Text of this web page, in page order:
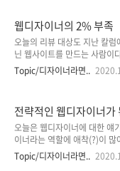
는 사람들에게 내가..
모가 작고 영세한 업체들의 어
을 것 같다. 그러나 웹 에이전
로 바라보는 한 사람으로서 업
까운 일은 인재들이 하나둘씩
을 찾아 떠나고 았다는 점이다.
모여 프로젝트를..
웹디자이너의 2% 부족
오늘의 리뷰 대상도 지난 칼
닌 웹사이트를 만드는 사람이
너에 대한 얘길 하고자 한다.
많은 비중을 차지하고 있는 사
쉬운 2%가 있었다. 바로
자인에서 '어떻게 만들었는가'
목적에 입각해서 디자인 기획
그럼에도 불구하고 상당수의
너 지망생들은 더더욱 그러한
Topic/디자이너라면..
전략적인 웹디자이너가
오늘은 웹디자이너에 대한 얘
이너라는 역할에 애착(?)이
도 많이 하게 되는 것 같다. 부
어봐 주길 바란다. 다음에는 기
Topic/디자이너라면..